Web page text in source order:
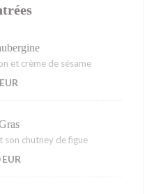
et crème de sésame
son chutney de figue